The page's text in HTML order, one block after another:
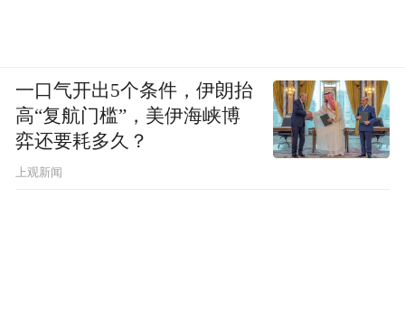
一口气开出5个条件，伊朗抬
高“复航门槛”，美伊海峡博
弈还要耗多久？
上观新闻